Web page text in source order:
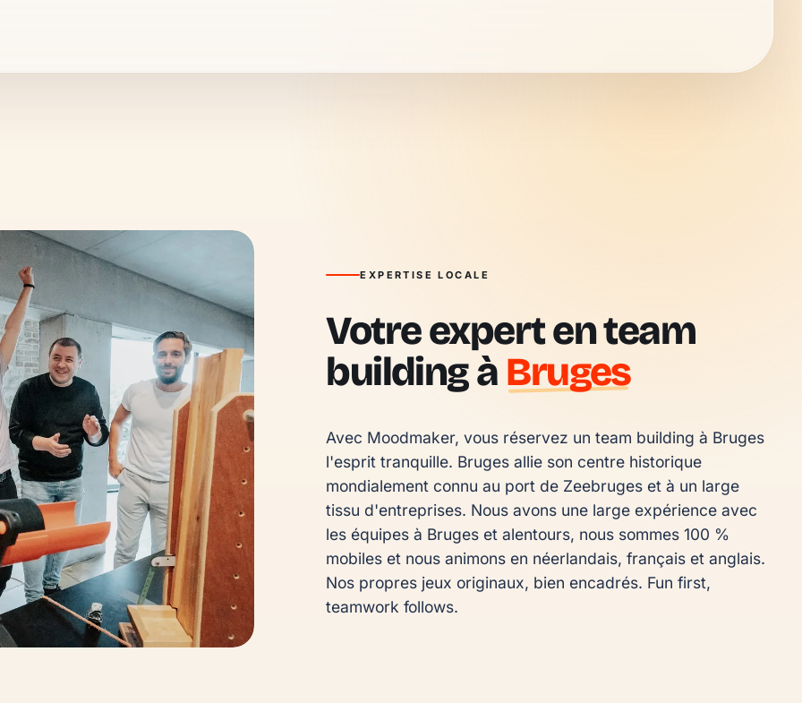
EXPERTISE LOCALE
Votre expert en team
building à Bruges
Avec Moodmaker, vous réservez un team building à Bruges
l'esprit tranquille. Bruges allie son centre historique
mondialement connu au port de Zeebruges et à un large
tissu d'entreprises. Nous avons une large expérience avec
les équipes à Bruges et alentours, nous sommes 100 %
mobiles et nous animons en néerlandais, français et anglais.
Nos propres jeux originaux, bien encadrés. Fun first,
teamwork follows.